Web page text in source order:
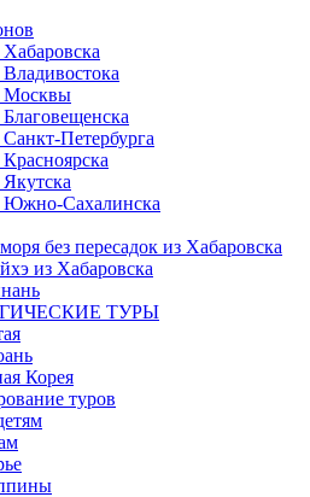
Москвы
Петербурга
Южно-Сахалинска
без пересадок из Хабаровска
из Хабаровска
ТУРЫ
Корея
туров